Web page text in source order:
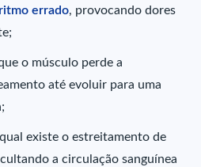
errado, provocando dores
o músculo perde a
até evoluir para uma
existe o estreitamento de
a circulação sanguínea